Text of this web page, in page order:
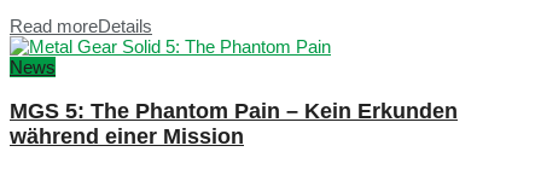
Read moreDetails
News
MGS 5: The Phantom Pain – Kein Erkunden
während einer Mission